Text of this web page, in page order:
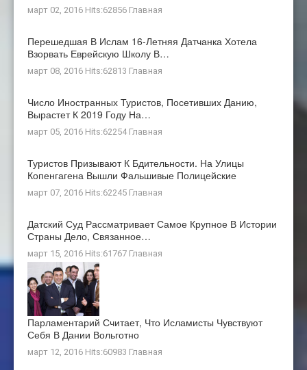
март 02, 2016 Hits:62856 Главная
Перешедшая В Ислам 16-Летняя Датчанка Хотела
Взорвать Еврейскую Школу В…
март 08, 2016 Hits:62813 Главная
Число Иностранных Туристов, Посетивших Данию,
Вырастет К 2019 Году На…
март 05, 2016 Hits:62254 Главная
Туристов Призывают К Бдительности. На Улицы
Копенгагена Вышли Фальшивые Полицейские
март 07, 2016 Hits:62245 Главная
Датский Суд Рассматривает Самое Крупное В Истории
Страны Дело, Связанное…
март 15, 2016 Hits:61767 Главная
Парламентарий Считает, Что Исламисты Чувствуют
Себя В Дании Вольготно
март 12, 2016 Hits:60983 Главная